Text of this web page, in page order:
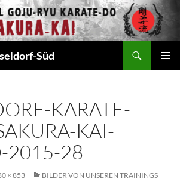
Süd
KARATE-
KAI-
2015-28
× 853 BILDER VON UNSEREN TRAININGS